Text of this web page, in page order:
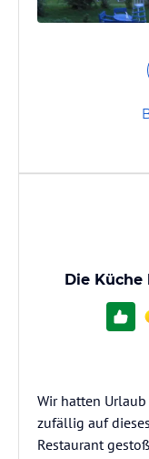
Die
Wir hatten
zufällig auf
Restaurant